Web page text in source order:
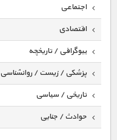
اجتماعی
اقتصادی
بیوگرافی / تاریخچه
پزشکی / زیست / روانشناسی
تاریخی / سیاسی
حوادث / جنایی